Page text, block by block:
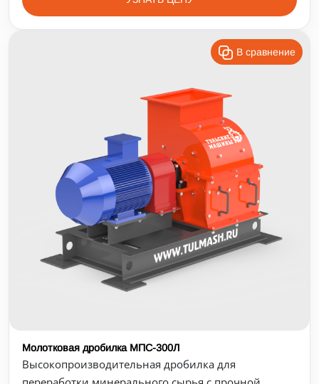
В сравнение
Молотковая дробилка МПС-300Л
Высокопроизводительная дробилка для